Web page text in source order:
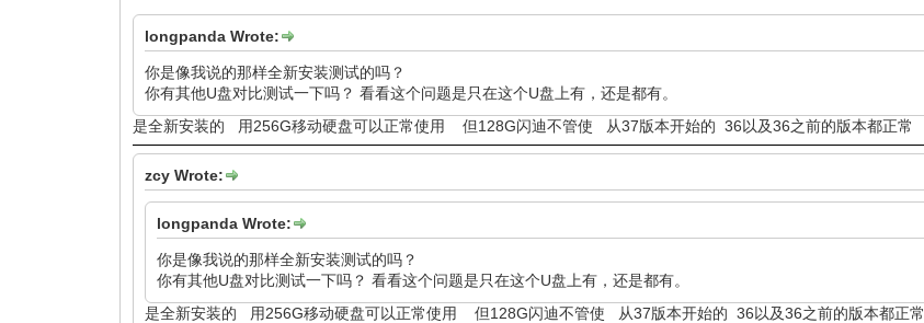
longpanda Wrote:
你是像我说的那样全新安装测试的吗？
你有其他U盘对比测试一下吗？ 看看这个问题是只在这个U盘上有，还是都有。
是全新安装的 用256G移动硬盘可以正常使用 但128G闪迪不管使 从37版本开始的 36以及36之前的版本都正常
zcy Wrote:
longpanda Wrote:
你是像我说的那样全新安装测试的吗？
你有其他U盘对比测试一下吗？ 看看这个问题是只在这个U盘上有，还是都有。
是全新安装的 用256G移动硬盘可以正常使用 但128G闪迪不管使 从37版本开始的 36以及36之前的版本都正常